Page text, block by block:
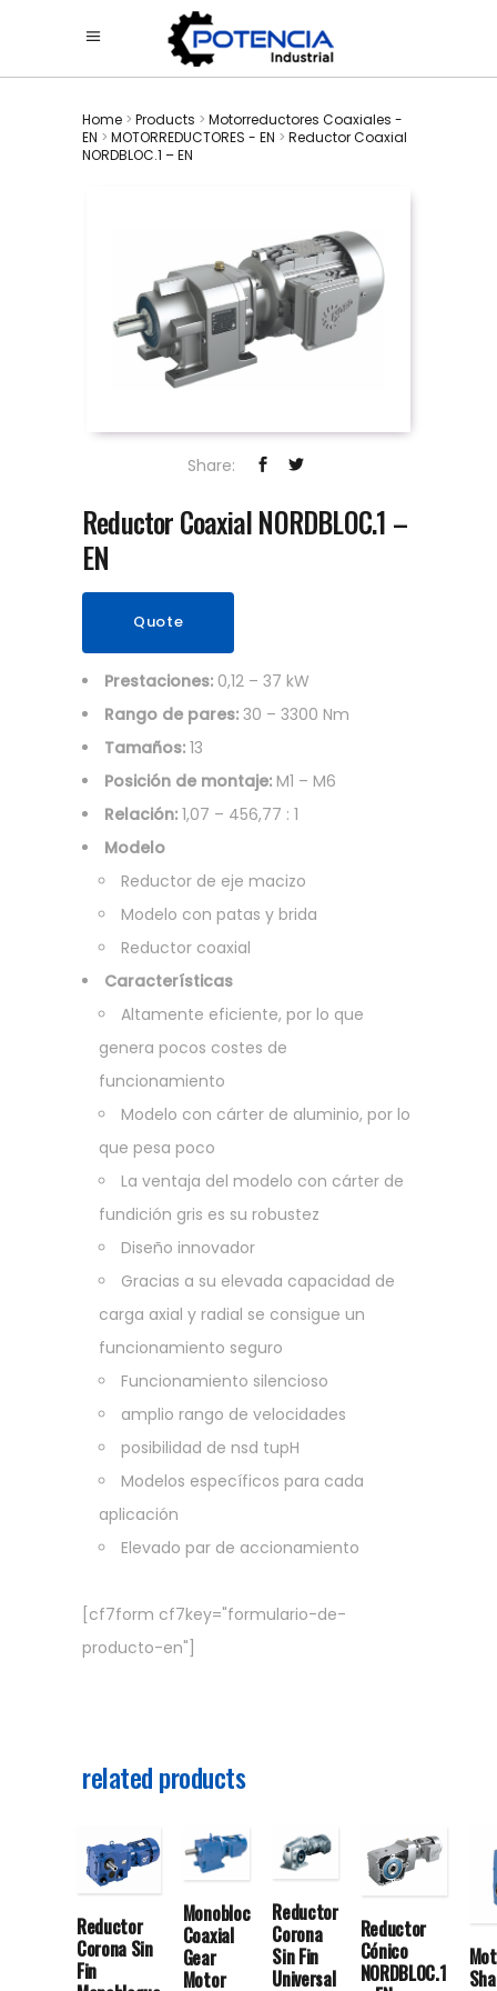
Home > Products > Motorreductores Coaxiales -
EN > MOTORREDUCTORES - EN > Reductor Coaxial
NORDBLOC.1 – EN
Share:
Reductor Coaxial NORDBLOC.1 –
EN
Quote
Prestaciones: 0,12 – 37 kW
Rango de pares: 30 – 3300 Nm
Tamaños: 13
Posición de montaje: M1 – M6
Relación: 1,07 – 456,77 : 1
Modelo
Reductor de eje macizo
Modelo con patas y brida
Reductor coaxial
Características
Altamente eficiente, por lo que
genera pocos costes de
funcionamiento
Modelo con cárter de aluminio, por lo
que pesa poco
La ventaja del modelo con cárter de
fundición gris es su robustez
Diseño innovador
Gracias a su elevada capacidad de
carga axial y radial se consigue un
funcionamiento seguro
Funcionamiento silencioso
amplio rango de velocidades
posibilidad de nsd tupH
Modelos específicos para cada
aplicación
Elevado par de accionamiento
[cf7form cf7key="formulario-de-
producto-en"]
related products
Reductor
Corona Sin
Fin
Monobloc
Coaxial
Gear
Motor
Reductor
Corona
Sin Fin
Universal
Reductor
Cónico
NORDBLOC.1